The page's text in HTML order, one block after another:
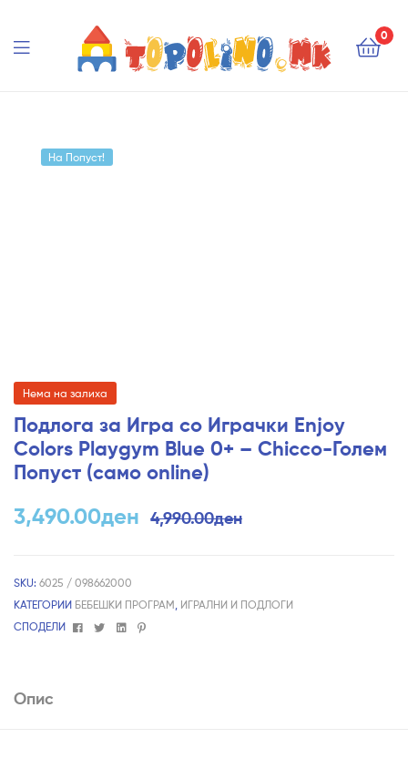
0
На Попуст!
Нема на залиха
Подлога за Игра со Играчки Enjoy
Colors Playgym Blue 0+ – Chicco-Голем
Попуст (само online)
4,990.00ден
3,490.00ден
SKU: 6025 / 098662000
КАТЕГОРИИ БЕБЕШКИ ПРОГРАМ ИГРАЛНИ И ПОДЛОГИ
СПОДЕЛИ
FacebookTwitterLinkedin
Pinterest
Опис